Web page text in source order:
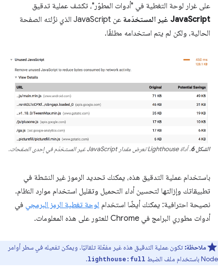
على غرار لوحة التغطية في "أدوات المطوّر"، تكشف عملية تدقيق
JavaScript غير المستخدَمة
عن JavaScript الذي نزّلته الصفحة
الحالية، ولكن لم يتم استخدامه مطلقًا.
الشكل 6 . أداة Lighthouse تعرض مقدار JavaScript غير المستخدَم في إحدى الصفحات.
باستخدام عملية التدقيق هذه، يمكنك تحديد الرموز غير النشطة في
تطبيقاتك وإزالتها لتحسين أداء التحميل وتقليل استخدام موارد النظام.
نصيحة احترافية: يمكنك أيضًا استخدام لوحة تغطية الرمز البرمجي في
أدوات مطوري البرامج في Chrome للعثور على هذه المعلومات.
ملاحظة: تكون عملية التدقيق هذه غير مفعّلة تلقائيًا. ويمكن تفعيله في سطر أوامر
Node باستخدام ملف الضبط
lighthouse:full
.